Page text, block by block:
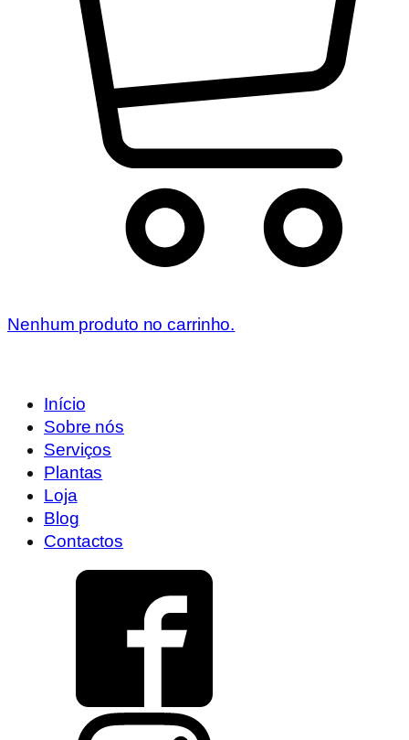
Nenhum produto no carrinho.
Início
Sobre nós
Serviços
Plantas
Loja
Blog
Contactos